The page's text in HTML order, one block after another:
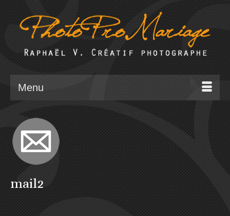
Menu
mail2